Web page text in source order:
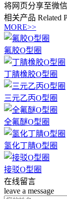
将网页分享至微信
相关产品 Related
MORE>>
氟胶O型圈
丁腈橡胶O型圈
三元乙丙O型圈
全氟醚O型圈
氢化丁腈O型圈
接驳O型圈
在线留言
leave a message